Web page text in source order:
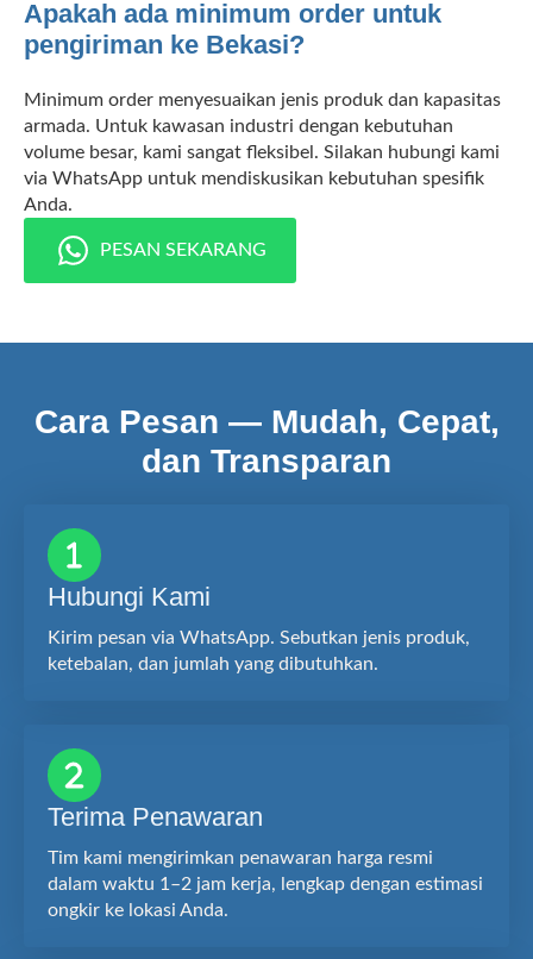
Apakah ada minimum order untuk
pengiriman ke Bekasi?
Minimum order menyesuaikan jenis produk dan kapasitas
armada. Untuk kawasan industri dengan kebutuhan
volume besar, kami sangat fleksibel. Silakan hubungi kami
via WhatsApp untuk mendiskusikan kebutuhan spesifik
Anda.
PESAN SEKARANG
Cara Pesan — Mudah, Cepat,
dan Transparan
Hubungi Kami
Kirim pesan via WhatsApp. Sebutkan jenis produk,
ketebalan, dan jumlah yang dibutuhkan.
Terima Penawaran
Tim kami mengirimkan penawaran harga resmi
dalam waktu 1–2 jam kerja, lengkap dengan estimasi
ongkir ke lokasi Anda.